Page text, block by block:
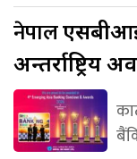
नेपाल
अन्तर्राष्ट्रिय